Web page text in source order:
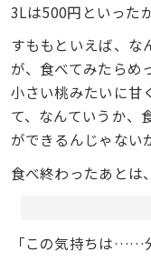
3Lは500円といった
すももといえば、な
が、食べてみたらめ
小さい桃みたいに甘
て、なんていうか、
ができるんじゃない
食べ終わったあとは、
「この気持ちは……